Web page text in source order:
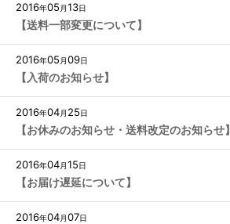
2016年05 月13日
【送料一部変更について】
2016年05 月09日
【入荷のお知らせ】
2016年04月 25日
【お休みのお知らせ・送料改定のお知らせ】
2016年04月15日
【お届け遅延について】
2016年04月07日